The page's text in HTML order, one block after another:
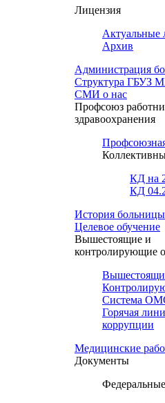
Лицензия
Актуальные
Архив
Администрация
Структура ГБУЗ
СМИ о нас
Профсоюз
здравоохранения
КД на
КД
История больницы
Целевое обучение
Вышестоящие и
контролирующие
Система
Горячая
коррупции
Медицинские
Документы
Федеральные